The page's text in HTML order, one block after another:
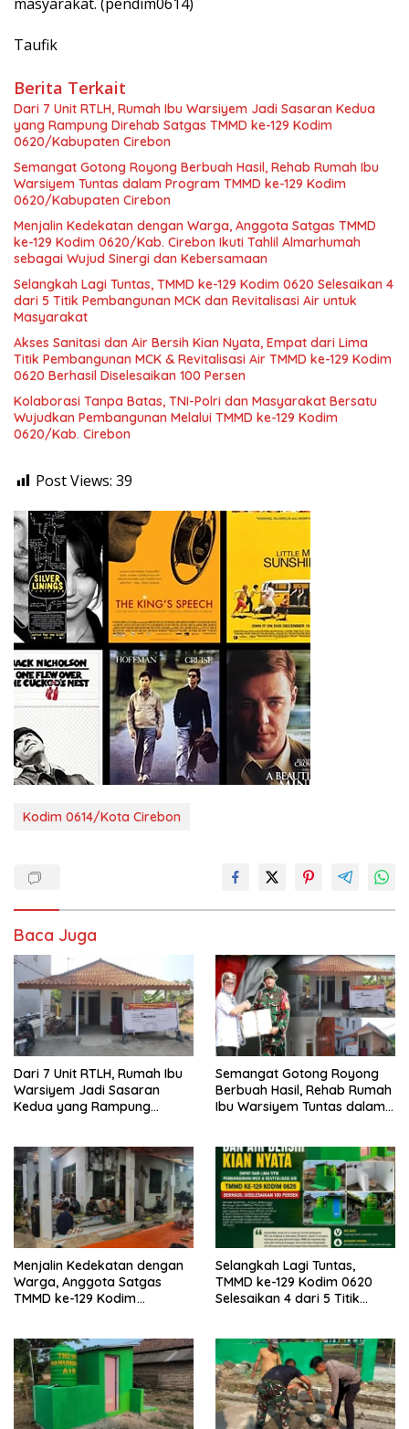
Taufik
Berita Terkait
Dari 7 Unit RTLH, Rumah Ibu Warsiyem Jadi Sasaran Kedua
yang Rampung Direhab Satgas TMMD ke-129 Kodim
0620/Kabupaten Cirebon
Semangat Gotong Royong Berbuah Hasil, Rehab Rumah Ibu
Warsiyem Tuntas dalam Program TMMD ke-129 Kodim
0620/Kabupaten Cirebon
Menjalin Kedekatan dengan Warga, Anggota Satgas TMMD
ke-129 Kodim 0620/Kab. Cirebon Ikuti Tahlil Almarhumah
sebagai Wujud Sinergi dan Kebersamaan
Selangkah Lagi Tuntas, TMMD ke-129 Kodim 0620 Selesaikan 4
dari 5 Titik Pembangunan MCK dan Revitalisasi Air untuk
Masyarakat
Akses Sanitasi dan Air Bersih Kian Nyata, Empat dari Lima
Titik Pembangunan MCK & Revitalisasi Air TMMD ke-129 Kodim
0620 Berhasil Diselesaikan 100 Persen
Kolaborasi Tanpa Batas, TNI-Polri dan Masyarakat Bersatu
Wujudkan Pembangunan Melalui TMMD ke-129 Kodim
0620/Kab. Cirebon
Post Views: 39
Kodim 0614/Kota Cirebon
Baca Juga
Dari 7 Unit RTLH, Rumah Ibu
Warsiyem Jadi Sasaran
Kedua yang Rampung
Cirebon
Semangat Gotong Royong
Berbuah Hasil, Rehab Rumah
Ibu Warsiyem Tuntas dalam
Cirebon
Menjalin Kedekatan dengan
Warga, Anggota Satgas
TMMD ke-129 Kodim
Sinergi dan Kebersamaan
Selangkah Lagi Tuntas,
TMMD ke-129 Kodim 0620
Selesaikan 4 dari 5 Titik
Masyarakat